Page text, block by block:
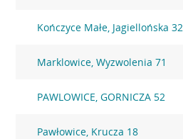
Kończyce Małe, Jagiellońska 32
Marklowice, Wyzwolenia 71
PAWLOWICE, GORNICZA 52
Pawłowice, Krucza 18